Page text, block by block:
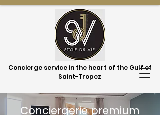
Concierge service in the heart of the Gulf of
Saint-Tropez
Conciergerie premium